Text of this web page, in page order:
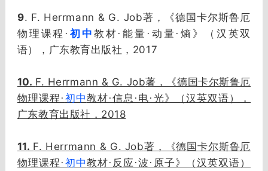
9. F. Herrmann & G. Job著，《德国卡尔斯鲁厄
物理课程· 初中 教材·能量·动量·熵》（汉英双
语），广东教育出版社， 2017
10. F. Herrmann & G. Job著，《德国卡尔斯鲁厄
物理课程· 初中教材·信息·电·光》（汉英双语），
广东教育出版社， 2018
11. F. Herrmann & G. Job著，《德国卡尔斯鲁厄
物理课程· 初中教材·反应·波·原子》（汉英双语）